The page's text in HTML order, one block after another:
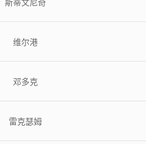
斯蒂文尼奇
维尔港
邓多克
雷克瑟姆